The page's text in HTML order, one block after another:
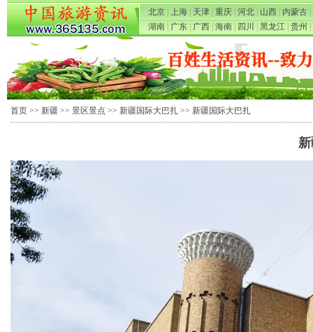
北京 上海 天津 重庆 河北 山西 内蒙古
湖南
广东 广西 海南 四川 黑龙江 贵州
首页 >> 新疆 >> 景区景点 >> 新疆国际大巴扎 >> 新疆国际大巴扎